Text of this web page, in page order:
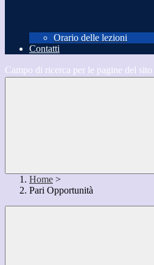
Orario delle lezioni
Contatti
Campo di ricerca per le pagine del sito
Home >
Pari Opportunità